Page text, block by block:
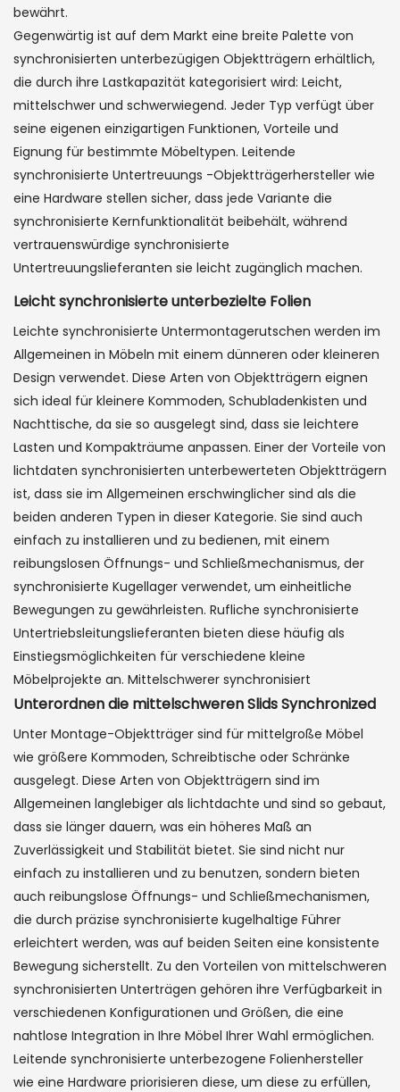
bewährt.
Gegenwärtig ist auf dem Markt eine breite Palette von
synchronisierten unterbezügigen Objektträgern erhältlich,
die durch ihre Lastkapazität kategorisiert wird: Leicht,
mittelschwer und schwerwiegend. Jeder Typ verfügt über
seine eigenen einzigartigen Funktionen, Vorteile und
Eignung für bestimmte Möbeltypen. Leitende
synchronisierte Untertreuungs -Objektträgerhersteller wie
eine Hardware stellen sicher, dass jede Variante die
synchronisierte Kernfunktionalität beibehält, während
vertrauenswürdige synchronisierte
Untertreuungslieferanten sie leicht zugänglich machen.
Leicht synchronisierte unterbezielte Folien
Leichte synchronisierte Untermontagerutschen werden im
Allgemeinen in Möbeln mit einem dünneren oder kleineren
Design verwendet. Diese Arten von Objektträgern eignen
sich ideal für kleinere Kommoden, Schubladenkisten und
Nachttische, da sie so ausgelegt sind, dass sie leichtere
Lasten und Kompakträume anpassen. Einer der Vorteile von
lichtdaten synchronisierten unterbewerteten Objektträgern
ist, dass sie im Allgemeinen erschwinglicher sind als die
beiden anderen Typen in dieser Kategorie. Sie sind auch
einfach zu installieren und zu bedienen, mit einem
reibungslosen Öffnungs- und Schließmechanismus, der
synchronisierte Kugellager verwendet, um einheitliche
Bewegungen zu gewährleisten. Rufliche synchronisierte
Untertriebsleitungslieferanten bieten diese häufig als
Einstiegsmöglichkeiten für verschiedene kleine
Möbelprojekte an. Mittelschwerer synchronisiert
Unterordnen die mittelschweren Slids Synchronized
Unter Montage-Objektträger sind für mittelgroße Möbel
wie größere Kommoden, Schreibtische oder Schränke
ausgelegt. Diese Arten von Objektträgern sind im
Allgemeinen langlebiger als lichtdachte und sind so gebaut,
dass sie länger dauern, was ein höheres Maß an
Zuverlässigkeit und Stabilität bietet. Sie sind nicht nur
einfach zu installieren und zu benutzen, sondern bieten
auch reibungslose Öffnungs- und Schließmechanismen,
die durch präzise synchronisierte kugelhaltige Führer
erleichtert werden, was auf beiden Seiten eine konsistente
Bewegung sicherstellt. Zu den Vorteilen von mittelschweren
synchronisierten Unterträgen gehören ihre Verfügbarkeit in
verschiedenen Konfigurationen und Größen, die eine
nahtlose Integration in Ihre Möbel Ihrer Wahl ermöglichen.
Leitende synchronisierte unterbezogene Folienhersteller
wie eine Hardware priorisieren diese, um diese zu erfüllen,